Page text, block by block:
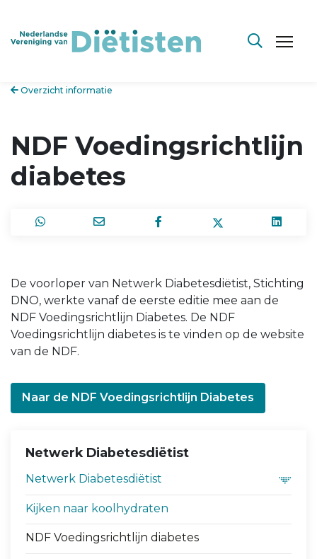
Overzicht informatie
NDF Voedingsrichtlijn
diabetes
De voorloper van Netwerk Diabetesdiëtist, Stichting
DNO, werkte vanaf de eerste editie mee aan de
NDF Voedingsrichtlijn Diabetes. De NDF
Voedingsrichtlijn diabetes is te vinden op de website
van de NDF.
Naar de NDF Voedingsrichtlijn Diabetes
Netwerk Diabetesdiëtist
Netwerk Diabetesdiëtist
Kijken naar koolhydraten
NDF Voedingsrichtlijn diabetes